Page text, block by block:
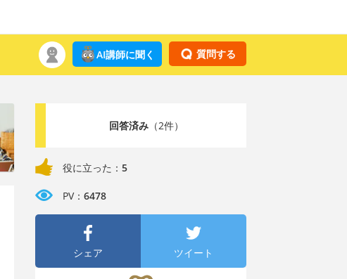
質問する
AI講師に聞く
回答済み（2件）
役に立った： 5
PV： 6478
シェア ツイート